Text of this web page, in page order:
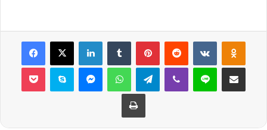
Facebook
X LinkedInTumblr PinterestReddit VKontakte
Pocket Skype MessengerWhatsAppTelegramViber Line E-Posta ile
Yazdır